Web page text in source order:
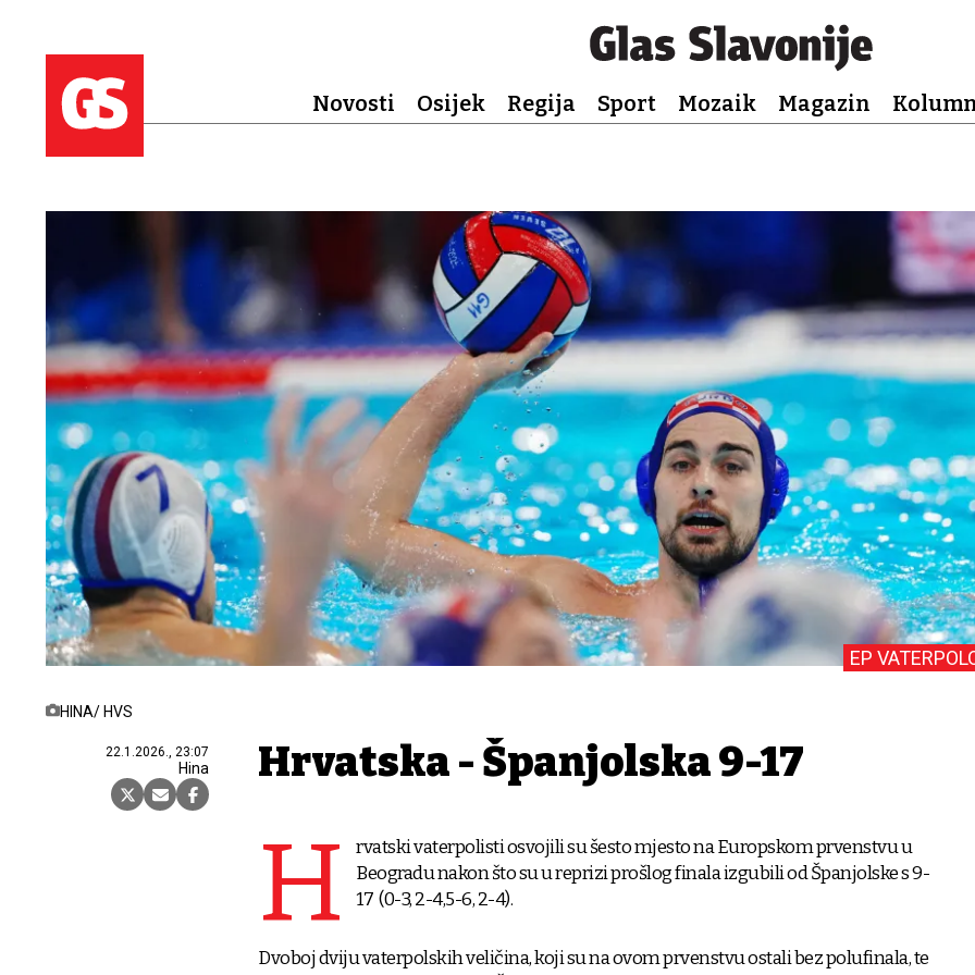
Novosti Osijek Regija Sport Mozaik Magazin
HINA/ HVS
22.1.2026., 23:07
Hina
EP
Hrvatska - Španjolska 9-17
H
rvatski vaterpolisti osvojili su šesto mjesto na Europskom prvenstvu u
Beogradu nakon što su u reprizi prošlog finala izgubili od Španjolske s 9-
17 (0-3, 2-4,5-6, 2-4).
Dvoboj dviju vaterpolskih veličina, koji su na ovom prvenstvu ostali bez polufinala, te